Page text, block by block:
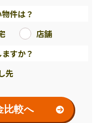
件は？
店舗
すか？
先
比較へ